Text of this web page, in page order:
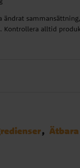
ändrat
Kontrollera alltid